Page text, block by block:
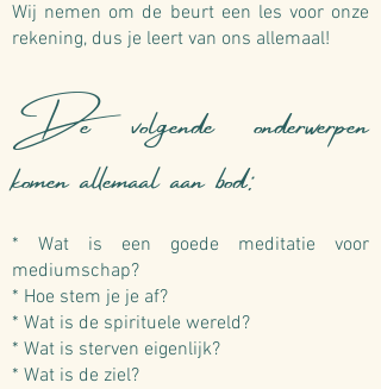
Wij nemen om de beurt een les voor onze
rekening, dus je leert van ons allemaal!
De volgende onderwerpen
komen allemaal aan bod:
* Wat is een goede meditatie voor
mediumschap?
* Hoe stem je je af?
* Wat is de spirituele wereld?
* Wat is sterven eigenlijk?
* Wat is de ziel?